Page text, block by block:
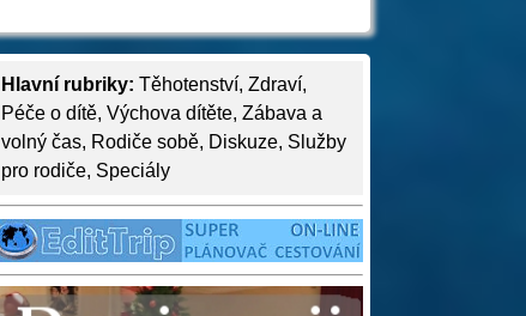
Hlavní rubriky: Těhotenství, Zdraví,
Péče o dítě, Výchova dítěte, Zábava a
volný čas, Rodiče sobě, Diskuze, Služby
pro rodiče, Speciály